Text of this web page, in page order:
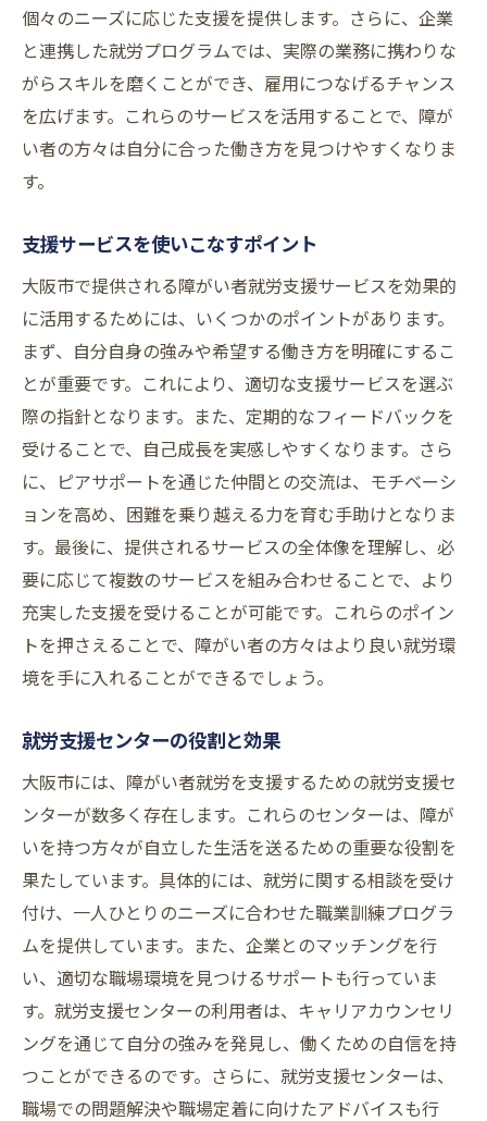
個々のニーズに応じた支援を提供します。さらに、企業
と連携した就労プログラムでは、実際の業務に携わりな
がらスキルを磨くことができ、雇用につなげるチャンス
を広げます。これらのサービスを活用することで、障が
い者の方々は自分に合った働き方を見つけやすくなりま
す。
支援サービスを使いこなすポイント
大阪市で提供される障がい者就労支援サービスを効果的
に活用するためには、いくつかのポイントがあります。
まず、自分自身の強みや希望する働き方を明確にするこ
とが重要です。これにより、適切な支援サービスを選ぶ
際の指針となります。また、定期的なフィードバックを
受けることで、自己成長を実感しやすくなります。さら
に、ピアサポートを通じた仲間との交流は、モチベーシ
ョンを高め、困難を乗り越える力を育む手助けとなりま
す。最後に、提供されるサービスの全体像を理解し、必
要に応じて複数のサービスを組み合わせることで、より
充実した支援を受けることが可能です。これらのポイン
トを押さえることで、障がい者の方々はより良い就労環
境を手に入れることができるでしょう。
就労支援センターの役割と効果
大阪市には、障がい者就労を支援するための就労支援セ
ンターが数多く存在します。これらのセンターは、障が
いを持つ方々が自立した生活を送るための重要な役割を
果たしています。具体的には、就労に関する相談を受け
付け、一人ひとりのニーズに合わせた職業訓練プログラ
ムを提供しています。また、企業とのマッチングを行
い、適切な職場環境を見つけるサポートも行っていま
す。就労支援センターの利用者は、キャリアカウンセリ
ングを通じて自分の強みを発見し、働くための自信を持
つことができるのです。さらに、就労支援センターは、
職場での問題解決や職場定着に向けたアドバイスも行